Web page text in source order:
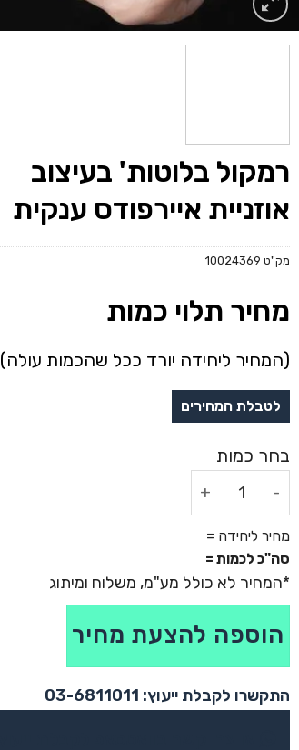
רמקול בלוטות' בעיצוב
אוזניית איירפודס ענקית
מק"ט 10024369
מחיר תלוי כמות
(המחיר ליחידה יורד ככל שהכמות עולה)
סה"כ לכמות =
מחיר ליחידה =
הוספה להצעת מחיר
התקשרו לקבלת ייעוץ: 03-6811011